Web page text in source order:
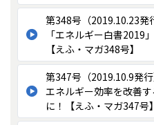
第348号（2019.10.23発
「エネルギー白書2019
【えふ・マガ348号】
第347号（2019.10.9発行
エネルギー効率を改善す
に！【えふ・マガ347号】